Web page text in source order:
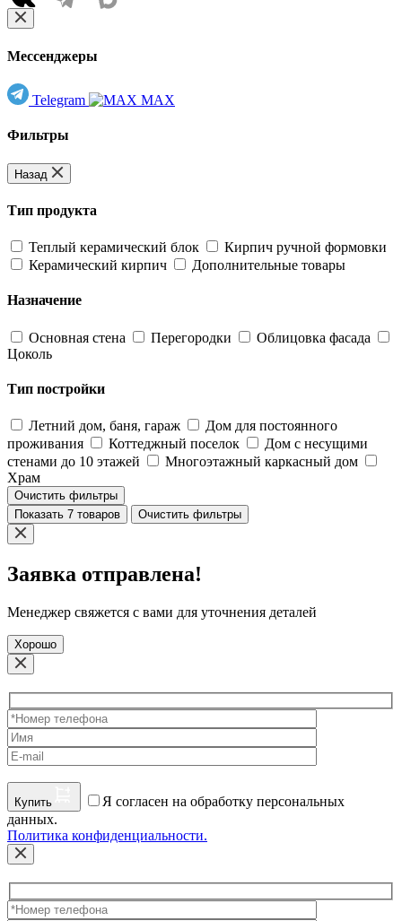
Мессенджеры
Telegram MAX
Фильтры
Назад
Тип продукта
Теплый керамический блок
Кирпич ручной формовки
Керамический кирпич
Дополнительные товары
Назначение
Основная стена Перегородки
Облицовка фасада
Цоколь
Тип постройки
Летний дом, баня, гараж
Дом для постоянного
проживания
Коттеджный поселок
Дом с несущими
стенами до 10 этажей
Многоэтажный каркасный дом
Храм
Очистить фильтры
Показать 7 товаров
Очистить фильтры
Заявка отправлена!
Менеджер свяжется с вами для уточнения деталей
Хорошо
Купить
Я согласен на обработку персональных
данных.
Политика конфиденциальности.